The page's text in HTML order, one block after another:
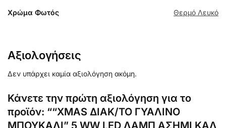
Χρώμα Φωτός Θερμό Λευκό
Αξιολογήσεις
Δεν υπάρχει καμία αξιολόγηση ακόμη.
Κάνετε την πρώτη αξιολόγηση για το
προϊόν: ““XMAS ΔΙΑΚ/ΤΟ ΓΥΑΛΙΝΟ
ΜΠΟΥΚΑΛΙ” 5 WW LED ΛΑΜΠ ΑΣΗΜΙ ΚΑΛ